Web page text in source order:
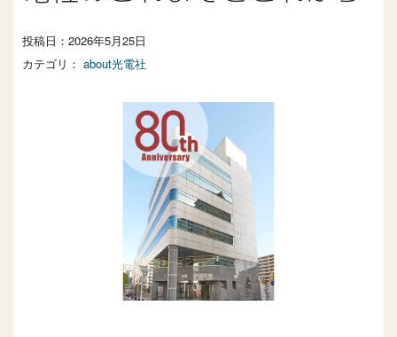
投稿日： 2026年5月25日
カテゴリ： about光電社